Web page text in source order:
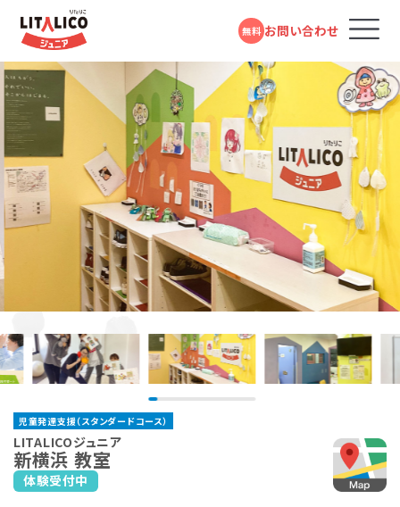
無料 お問い合わせ
コースのご案内
LITALICOジュニアとは
教室を探す
成長事例
入会までの流れ
児童発達支援（スタンダードコース）
LITALICOジュニア
新横浜 教室
体験受付中
保育所等訪問支援とは、児童福祉法に基づくサービスで、児童
発達支援や放課後等デイサービスと同じ「障害児通所支援」の
一つです。保育所（保育園）や幼稚園、小学校など、お子さまが
LITALICOジュニアでは、保護者さま向けのサービス「ペアレ
ントトレーニング」というプログラムを提供しています。ペアレ
ントトレーニングとは子育てのイライラを軽減し、自分もお子さ
各教室のコースについて
パーソナルコース
発達障害や学習障害があるお子さまや発達が気に
なるお子さまを支援する学習塾・幼児教室です。受給
者証の有無に関係なく、すぐにご利用いただけます。
対象年齢：0歳～高校3年
スタンダードコース
児童福祉法に基づき運営している福祉サービスで
ス（小学1年～高校3年）に分かれており、受給者証を
お持ちの方がご利用いただけます。
スタンダードコース 無料体験受付中
LITALICOジュニア
大倉山教室
東急東横線「大倉山駅」より徒歩1分
LITALICOジュニア
反町教室
市営地下鉄ブルーライン「三ッ沢下町駅」より徒歩10分
LITALICOジュニア
横浜東口教室
JR「横浜駅」より徒歩5分
京浜急行「神奈川駅」より徒歩4分
LITALICOジュニア
フォームで
問い合わせる
電話で問い合わせる
0120-974-763
平日10:00～17:00／祝日除く
LITALICOジュニア
大倉山教室
東急東横線「大倉山駅」より徒歩1分
LITALICOジュニア